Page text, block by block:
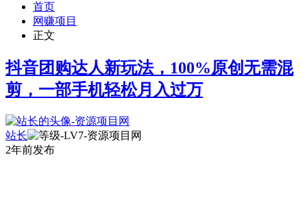
首页
网赚项目
正文
抖音团购达人新玩法，100%原创无需混
剪，一部手机轻松月入过万
站长
2年前发布